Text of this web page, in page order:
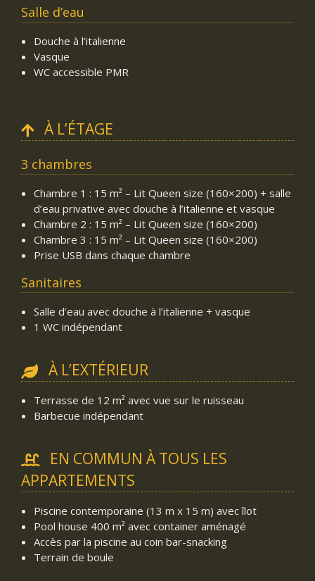
Salle d’eau
Douche à l’italienne
Vasque
WC accessible PMR
À L’ÉTAGE
3 chambres
Chambre 1 : 15 m² – Lit Queen size (160×200) + salle
d’eau privative avec douche à l’italienne et vasque
Chambre 2 : 15 m² – Lit Queen size (160×200)
Chambre 3 : 15 m² – Lit Queen size (160×200)
Prise USB dans chaque chambre
Sanitaires
Salle d’eau avec douche à l’italienne + vasque
1 WC indépendant
À L’EXTÉRIEUR
Terrasse de 12 m² avec vue sur le ruisseau
Barbecue indépendant
EN COMMUN À TOUS LES
APPARTEMENTS
Piscine contemporaine (13 m x 15 m) avec îlot
Pool house 400 m² avec container aménagé
Accès par la piscine au coin bar-snacking
Terrain de boule